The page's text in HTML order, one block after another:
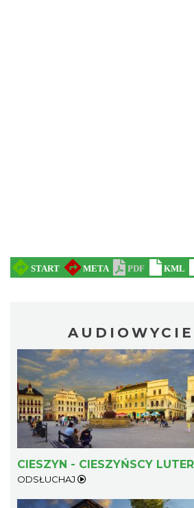
CIESZYN - CIESZYŃSCY
ODSŁUCHAJ